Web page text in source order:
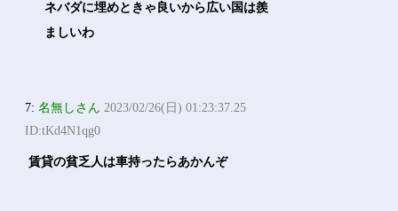
ネバダに埋めときゃ良いから広い国は羨
ましいわ
7:名無しさん 2023/02/26(日) 01:23:37.25
ID:tKd4N1qg0
賃貸の貧乏人は車持ったらあかんぞ